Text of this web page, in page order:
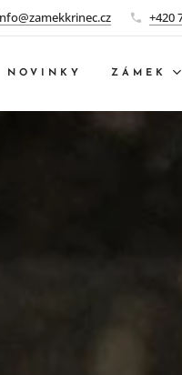
+420
NOVINKY ZÁMEK